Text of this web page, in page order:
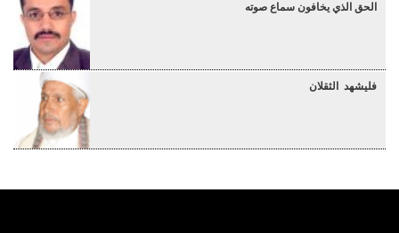
الحق الذي يخافون سماع صوته
فليشهد الثقلان